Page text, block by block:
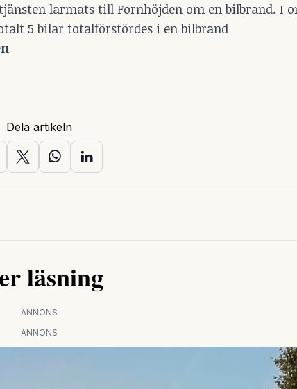
larmats till Fornhöjden om en bilbrand. I
5 bilar totalförstördes i en bilbrand
Dela artikeln
läsning
ANNONS
ANNONS